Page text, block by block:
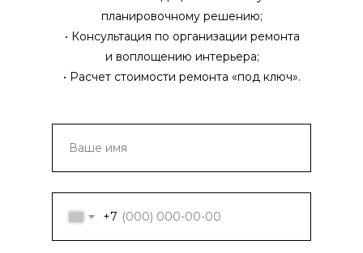
планировочному решению;
• Консультация по организации ремонта
и воплощению интерьера;
• Расчет стоимости ремонта «под ключ».
+7